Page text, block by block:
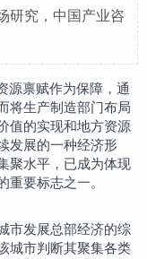
研究，中国产业咨
源禀赋作为保障，通
将生产制造部门布局
值的实现和地方资源
发展的一种经济形
聚水平，已成为体现
重要标志之一。
市发展总部经济的综
城市判断其聚集各类